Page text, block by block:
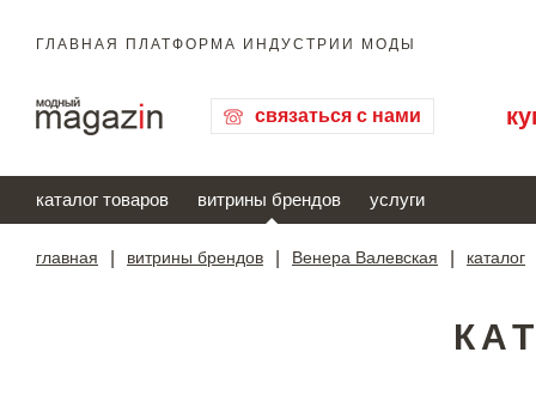
ГЛАВНАЯ ПЛАТФОРМА ИНДУСТРИИ МОДЫ
связаться с нами
каталог товаров витрины брендов услуги
главная витрины брендов Венера Валевская каталог